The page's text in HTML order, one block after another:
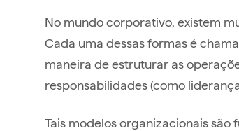
No mundo corporativo, existem
Cada uma dessas formas é
maneira de estruturar as
responsabilidades (como
Tais modelos organizacionais